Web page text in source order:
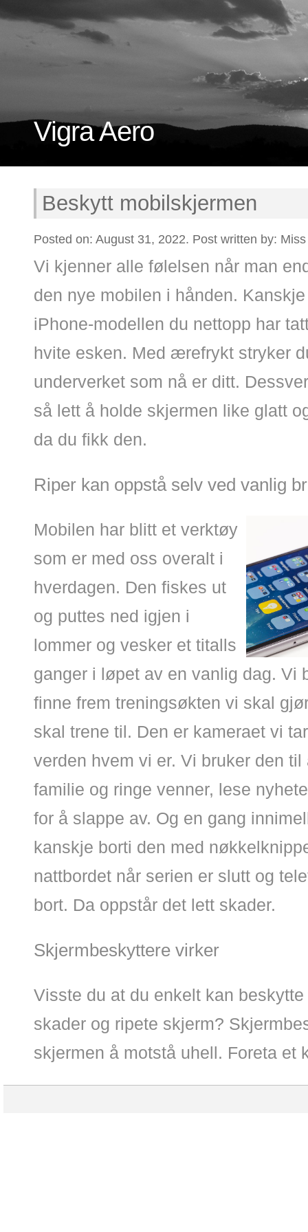
Vigra Aero
Beskytt mobilskjermen
Posted on: August 31, 2022. Post written by:
Vi kjenner alle følelsen når man
den nye mobilen i hånden.
iPhone-modellen du nettopp har
hvite esken. Med ærefrykt stryker
underverket som nå er ditt.
så lett å holde skjermen like glatt
da du fikk den.
Riper kan oppstå selv ved vanlig
Mobilen har blitt et verktøy
som er med oss overalt i
hverdagen. Den fiskes ut
og puttes ned igjen i
lommer og vesker et titalls
ganger i løpet av en vanlig dag. Vi
finne frem treningsøkten vi skal
skal trene til. Den er kameraet vi
verden hvem vi er. Vi bruker den til
familie og ringe venner, lese
for å slappe av. Og en gang
kanskje borti den med
nattbordet når serien er slutt og
bort. Da oppstår det lett skader.
Skjermbeskyttere virker
Visste du at du enkelt kan
skader og ripete skjerm?
skjermen å motstå uhell. Foreta et